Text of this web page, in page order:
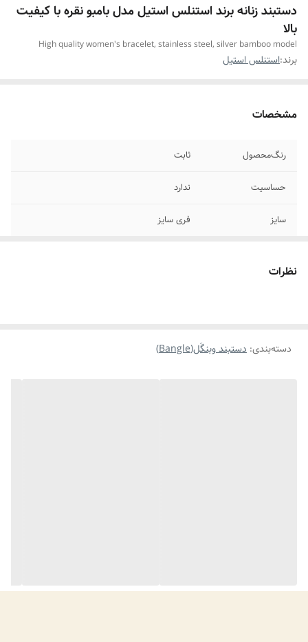
دستبند زنانه برند استنلس استیل مدل بامبو نقره با کیفیت
بالا
High quality women's bracelet, stainless steel, silver bamboo model
برند:استنلس استیل
مشخصات
رنگ‌محصول ثابت
حساسیت ندارد
سایز فری سایز
نظرات
دسته‌بندی: دستبند وبنگَل(Bangle)